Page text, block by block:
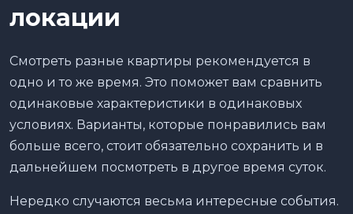
локации
Смотреть разные квартиры рекомендуется в
одно и то же время. Это поможет вам сравнить
одинаковые характеристики в одинаковых
условиях. Варианты, которые понравились вам
больше всего, стоит обязательно сохранить и в
дальнейшем посмотреть в другое время суток.
Нередко случаются весьма интересные события.